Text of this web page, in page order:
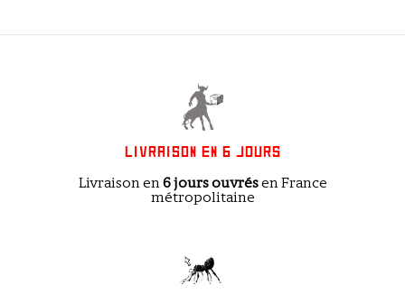
LIVRAISON EN 6 JOURS
Livraison en6 jours ouvrésen France
métropolitaine